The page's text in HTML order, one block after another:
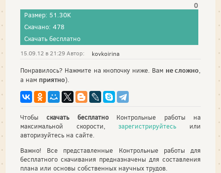
0
Размер: 51.30K
Скачано: 478
Скачать бесплатно
15.09.12 в 21:29 Автор: kovkoirina
Понравилось? Нажмите на кнопочку ниже. Вам не сложно,
а нам приятно).
Чтобыскачать бесплатноКонтрольные работы на
максимальной скорости,зарегистрируйтесь или
авторизуйтесь на сайте.
Важно! Все представленные Контрольные работы для
бесплатного скачивания предназначены для составления
плана или основы собственных научных трудов.